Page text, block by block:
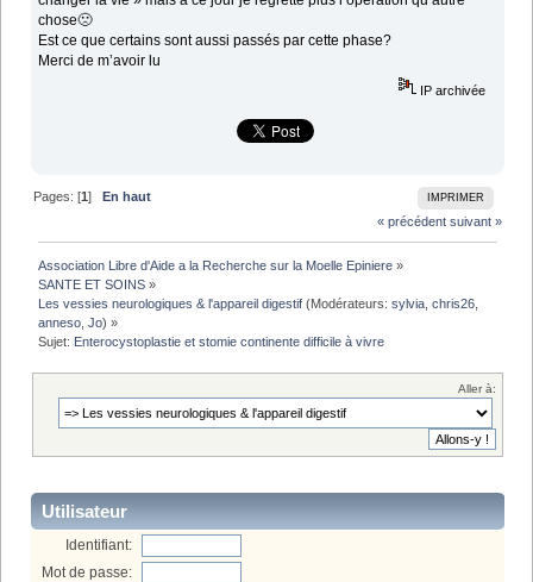
chose🙁
Est ce que certains sont aussi passés par cette phase?
Merci de m’avoir lu
IP archivée
IMPRIMER
Pages: [1]En haut
« précédent suivant »
Association Libre d'Aide a la Recherche sur la Moelle Epiniere »
SANTE ET SOINS »
Les vessies neurologiques & l'appareil digestif (Modérateurs:sylvia,chris26,
anneso,Jo) »
Sujet: Enterocystoplastie et stomie continente difficile à vivre
Aller à:
Utilisateur
Identifiant:
Mot de passe: